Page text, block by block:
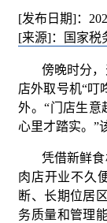
[发布日期]：
[来源]：国家税
傍晚时分，
店外取号机“叮
外。“门店生意
心里才踏实。”
凭借新鲜食
肉店开业不久
断、长期位居
务质量和管理